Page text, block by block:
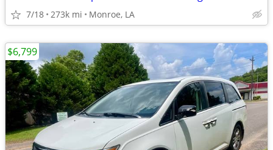
7/18 273k mi Monroe, LA
$6,799